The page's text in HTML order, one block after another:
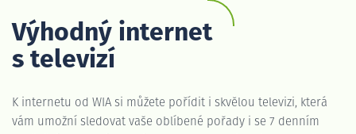
Výhodný internet
s televizí
K internetu od WIA si můžete pořídit i skvělou televizi, která
vám umožní sledovat vaše oblíbené pořady i se 7 denním